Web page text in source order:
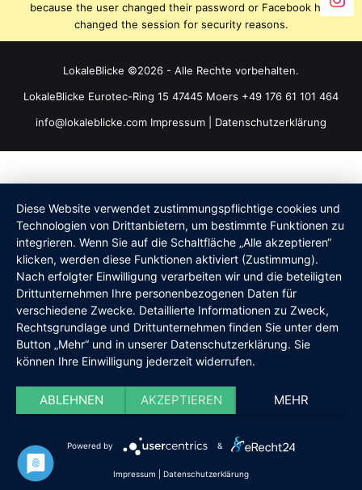
because the user changed their password or Facebook has
changed the session for security reasons.
LokaleBlicke ©2026 - Alle Rechte vorbehalten.
LokaleBlicke Eurotec-Ring 15 47445 Moers +49 176 61 101 464
info@lokaleblicke.com Impressum Datenschutzerklärung
Diese Website verwendet zustimmungspflichtige cookies und
Technologien von Drittanbietern, um bestimmte Funktionen zu
integrieren. Wenn Sie auf die Schaltfläche „Alle akzeptieren“
klicken, werden diese Funktionen aktiviert (Zustimmung).
Nach erfolgter Einwilligung verarbeiten wir und die beteiligten
Drittunternehmen Ihre personenbezogenen Daten für
verschiedene Zwecke. Detaillierte Informationen zu Zweck,
Rechtsgrundlage und Drittunternehmen finden Sie unter dem
Button „Mehr“ und in unserer Datenschutzerklärung. Sie
können Ihre Einwilligung jederzeit widerrufen.
ABLEHNEN AKZEPTIEREN MEHR
Powered by &
Impressum Datenschutzerklärung